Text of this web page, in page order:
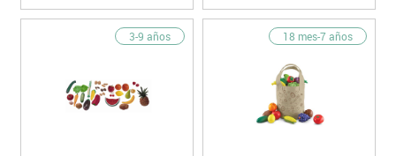
3-9 años 18 mes-7 años